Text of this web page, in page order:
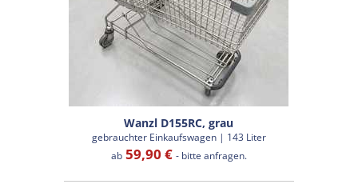
Wanzl D155RC, grau
gebrauchter Einkaufswagen | 143 Liter
ab59,90 € - bitte anfragen.